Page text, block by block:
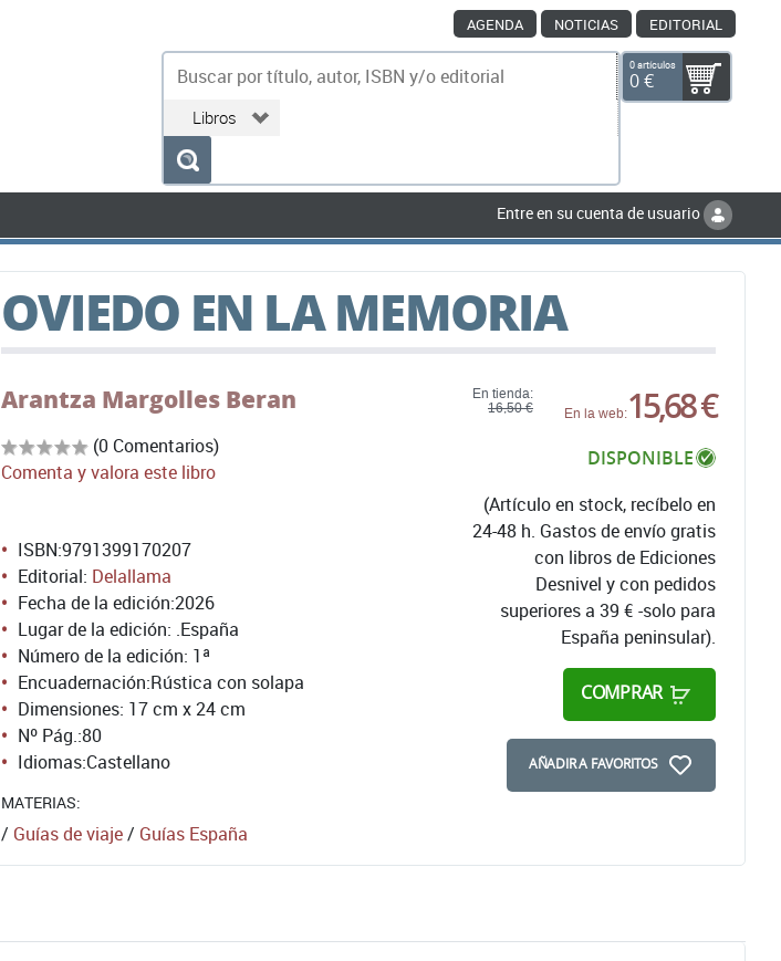
AGENDA NOTICIAS EDITORIAL
0 artículos
0 €
Entre en su cuenta de usuario
OVIEDO EN LA MEMORIA
Arantza Margolles Beran
(0 Comentarios)
Comenta y valora este libro
En tienda:
16,50 €
En la web:15,68 €
DISPONIBLE
(Artículo en stock, recíbelo en
24-48 h. Gastos de envío gratis
con libros de Ediciones
Desnivel y con pedidos
superiores a 39 € -solo para
España peninsular).
COMPRAR
AÑADIR A FAVORITOS
ISBN:9791399170207
Editorial: Delallama
Fecha de la edición:2026
Lugar de la edición: .España
Número de la edición: 1ª
Encuadernación:Rústica con solapa
Dimensiones: 17 cm x 24 cm
Nº Pág.:80
Idiomas:Castellano
MATERIAS:
/ Guías de viaje/ Guías España